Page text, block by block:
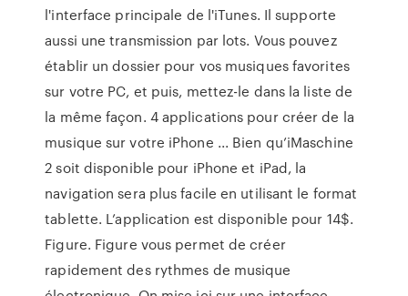
l'interface principale de l'iTunes. Il supporte
aussi une transmission par lots. Vous pouvez
établir un dossier pour vos musiques favorites
sur votre PC, et puis, mettez-le dans la liste de
la même façon. 4 applications pour créer de la
musique sur votre iPhone ... Bien qu’iMaschine
2 soit disponible pour iPhone et iPad, la
navigation sera plus facile en utilisant le format
tablette. L’application est disponible pour 14$.
Figure. Figure vous permet de créer
rapidement des rythmes de musique